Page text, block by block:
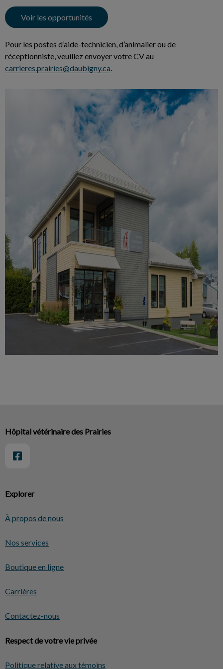
Voir les opportunités
Pour les postes d’aide-technicien, d’animalier ou de
réceptionniste, veuillez envoyer votre CV au
carrieres.prairies@daubigny.ca.
Explorer
À propos de nous
Nos services
Boutique en ligne
Carrières
Contactez-nous
Respect de votre vie privée
Politique relative aux témoins
Hôpital vétérinaire des Prairies